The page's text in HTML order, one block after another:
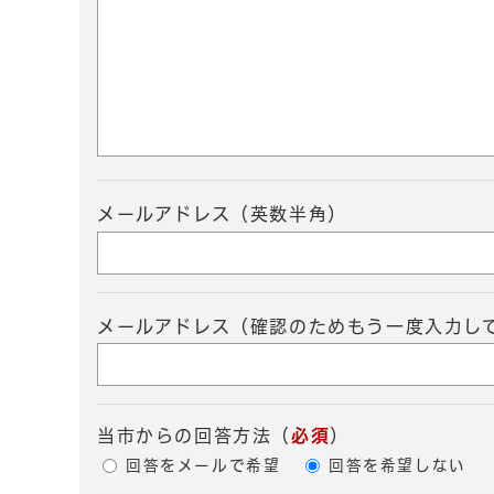
メールアドレス（英数半角）
メールアドレス（確認のためもう一度入力し
当市からの回答方法 （ 必須）
回答をメールで希望 回答を希望しない